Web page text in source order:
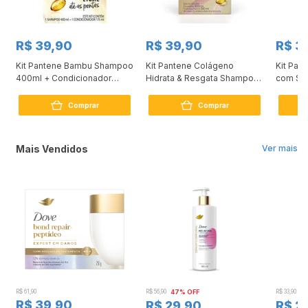
R$ 39,90
Kit Pantene Bambu Shampoo
400ml + Condicionador
Comprar
R$ 39,90
Kit Pantene Colágeno
Hidrata & Resgata Shampoo
Comprar
R$
Kit
com
Ver mais
Mais Vendidos
R$ 61,90
R$ 39,90
R$ 56,90 47% OFF R$ 33,90